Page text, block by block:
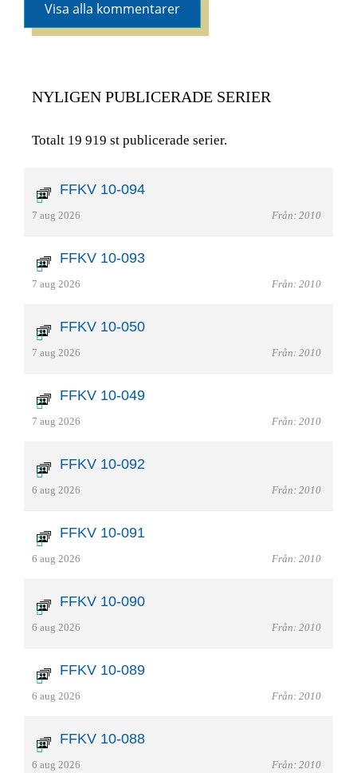
Visa alla kommentarer
NYLIGEN PUBLICERADE SERIER
Totalt 19 919 st publicerade serier.
FFKV 10-094
7 aug 2026 Från: 2010
FFKV 10-093
7 aug 2026 Från: 2010
FFKV 10-050
7 aug 2026 Från: 2010
FFKV 10-049
7 aug 2026 Från: 2010
FFKV 10-092
6 aug 2026 Från: 2010
FFKV 10-091
6 aug 2026 Från: 2010
FFKV 10-090
6 aug 2026 Från: 2010
FFKV 10-089
6 aug 2026 Från: 2010
FFKV 10-088
6 aug 2026 Från: 2010